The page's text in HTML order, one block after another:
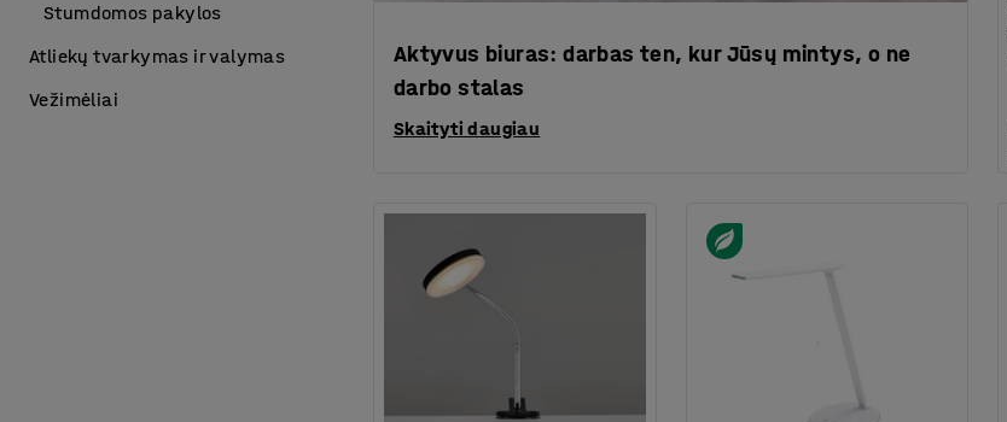
Aktyvus biuras: darbas ten, kur Jūsų mintys, o ne
darbo stalas
Skaityti daugiau
Stumdomos pakylos
Atliekų tvarkymas ir valymas
Vežimėliai